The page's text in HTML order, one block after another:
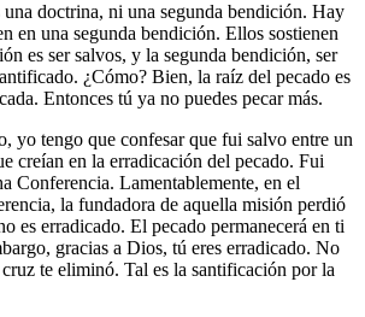
doctrina, ni una segunda bendición. Hay
en una segunda bendición. Ellos sostienen
es ser salvos, y la segunda bendición, ser
¿Cómo? Bien, la raíz del pecado es
Entonces tú ya no puedes pecar más.
yo tengo que confesar que fui salvo entre un
creían en la erradicación del pecado. Fui
Conferencia. Lamentablemente, en el
la fundadora de aquella misión perdió
es erradicado. El pecado permanecerá en ti
gracias a Dios, tú eres erradicado. No
te eliminó. Tal es la santificación por la